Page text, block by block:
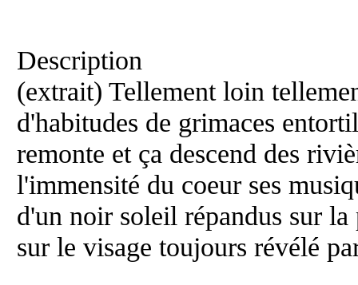
Description
(extrait) Tellement loin
d'habitudes de grimaces
remonte et ça descend des
l'immensité du coeur ses
d'un noir soleil répandus sur la
sur le visage toujours révélé